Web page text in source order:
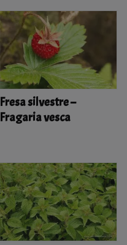
Fresa silvestre –
Fragaria vesca